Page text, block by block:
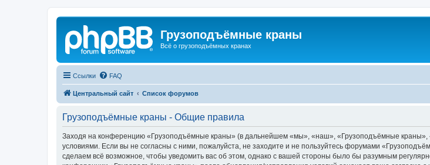
Грузоподъёмные краны
Всё о грузоподъёмных кранах
Ссылки FAQ
Центральный сайт Список форумов
Грузоподъёмные краны - Общие правила
Заходя на конференцию «Грузоподъёмные краны» (в дальнейшем «мы», «наш», «Грузоподъёмные краны»,
условиями. Если вы не согласны с ними, пожалуйста, не заходите и не пользуйтесь форумами
сделаем всё возможное, чтобы уведомить вас об этом, однако с вашей стороны было бы разумным